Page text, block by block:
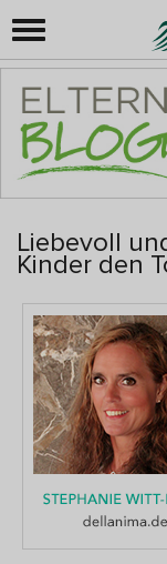
Liebevoll
Kinder den